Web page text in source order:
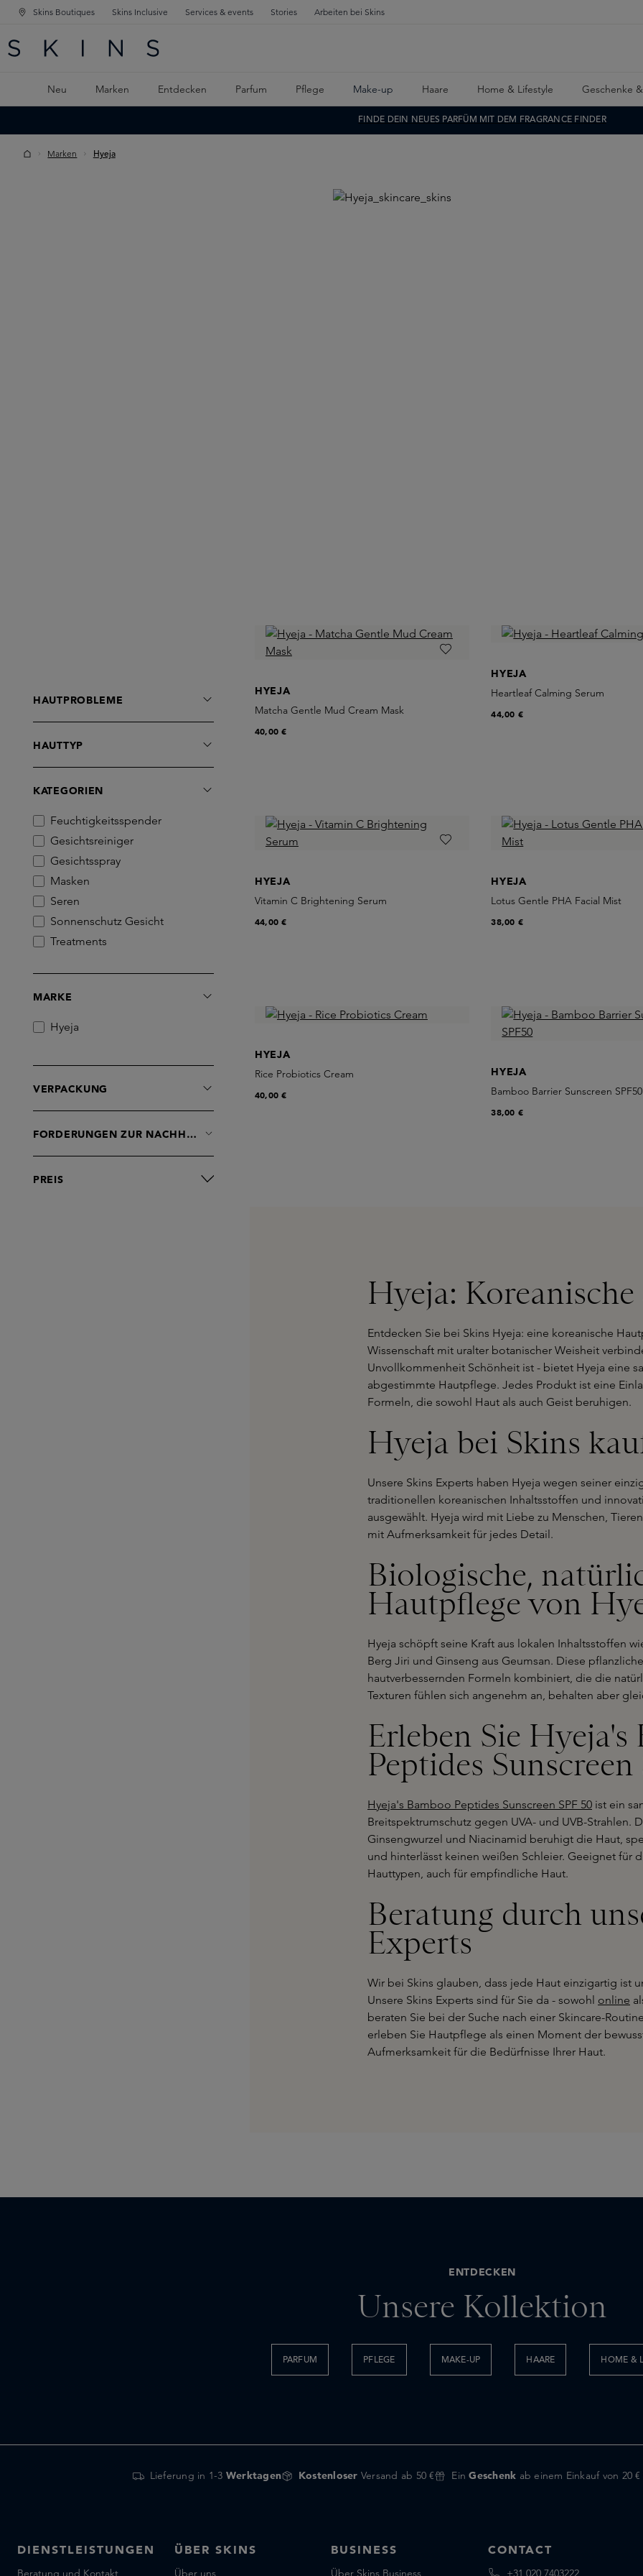
SPRINGEN
SPRINGEN
Skins Boutiques Skins Inclusive Services & events Stories Arbeiten bei Skins
Neu Marken Entdecken Parfum Pflege Make-up Haare Home & Lifestyle Geschenke
FINDE DEIN NEUES PARFÜM MIT DEM FRAGRANCE FINDER
Marken Hyeja
HAUTPROBLEME
HAUTTYP
KATEGORIEN
Feuchtigkeitsspender
Gesichtsreiniger
Gesichtsspray
Masken
Seren
Sonnenschutz Gesicht
Treatments
MARKE
Hyeja
VERPACKUNG
FORDERUNGEN ZUR NACHHALTIGKEIT
PREIS
HYEJA
Matcha Gentle Mud Cream Mask
40,00 €
HYEJA
Heartleaf Calming Serum
44,00 €
HYEJA
Vitamin C Brightening Serum
44,00 €
HYEJA
Lotus Gentle PHA Facial Mist
38,00 €
HYEJA
Rice Probiotics Cream
40,00 €
HYEJA
Bamboo Barrier Sunscreen SPF50
38,00 €
Hyeja: Koreanische
Entdecken Sie bei Skins Hyeja: eine koreanische
Wissenschaft mit uralter botanischer Weisheit
Unvollkommenheit Schönheit ist - bietet Hyeja eine
abgestimmte Hautpflege. Jedes Produkt ist eine
Formeln, die sowohl Haut als auch Geist beruhigen.
Hyeja bei Skins
Unsere Skins Experts haben Hyeja wegen seiner
traditionellen koreanischen Inhaltsstoffen und
ausgewählt. Hyeja wird mit Liebe zu Menschen,
mit Aufmerksamkeit für jedes Detail.
Biologische,
Hautpflege von
Hyeja schöpft seine Kraft aus lokalen Inhaltsstoffen
Berg Jiri und Ginseng aus Geumsan. Diese
hautverbessernden Formeln kombiniert, die die
Texturen fühlen sich angenehm an, behalten aber
Erleben Sie Hyeja's
Peptides Sunscreen
Hyeja's Bamboo Peptides Sunscreen SPF 50 ist ein
Breitspektrumschutz gegen UVA- und UVB-Strahlen.
Ginsengwurzel und Niacinamid beruhigt die Haut,
und hinterlässt keinen weißen Schleier. Geeignet für
Hauttypen, auch für empfindliche Haut.
Beratung durch
Experts
Wir bei Skins glauben, dass jede Haut einzigartig ist
Unsere Skins Experts sind für Sie da - sowohl online
beraten Sie bei der Suche nach einer Skincare-
erleben Sie Hautpflege als einen Moment der
Aufmerksamkeit für die Bedürfnisse Ihrer Haut.
ENTDECKEN
Unsere Kollektion
PARFUM PFLEGE MAKE-UP HAARE HOME &
Lieferung in 1-3 Werktagen Kostenloser Versand ab 50 € EinGeschenk ab einem Einkauf von 20 €
DIENSTLEISTUNGEN
Beratung und Kontakt
ÜBER SKINS
Über uns
BUSINESS
Über Skins Business
CONTACT
+31 020 7403222